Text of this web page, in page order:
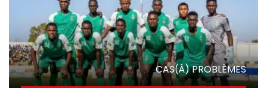
CAS(À) PROBLÈMES